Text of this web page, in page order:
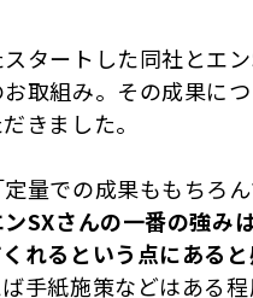
タートした同社とエ
取組み。その成果に
きました。
量での成果ももちろ
ンSXさんの一番の強み
れるという点にある
手紙施策などはある